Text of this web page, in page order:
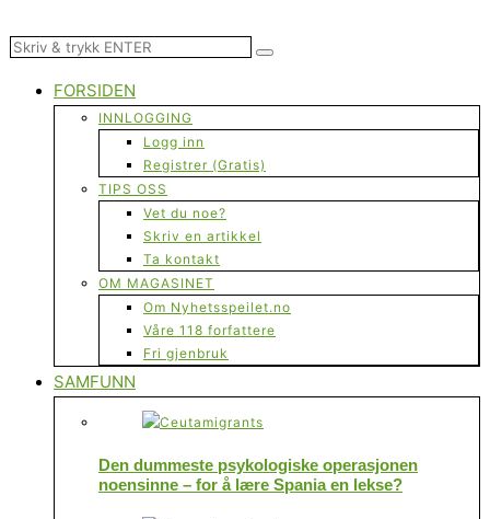
FORSIDEN
INNLOGGING
Logg inn
Registrer (Gratis)
TIPS OSS
Vet du noe?
Skriv en artikkel
Ta kontakt
OM MAGASINET
Om Nyhetsspeilet.no
Våre 118 forfattere
Fri gjenbruk
SAMFUNN
Den dummeste psykologiske operasjonen
noensinne – for å lære Spania en lekse?